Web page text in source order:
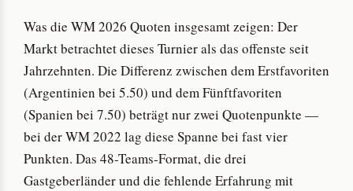
Was die WM 2026 Quoten insgesamt zeigen: Der
Markt betrachtet dieses Turnier als das offenste seit
Jahrzehnten. Die Differenz zwischen dem Erstfavoriten
(Argentinien bei 5.50) und dem Fünftfavoriten
(Spanien bei 7.50) beträgt nur zwei Quotenpunkte —
bei der WM 2022 lag diese Spanne bei fast vier
Punkten. Das 48-Teams-Format, die drei
Gastgeberländer und die fehlende Erfahrung mit